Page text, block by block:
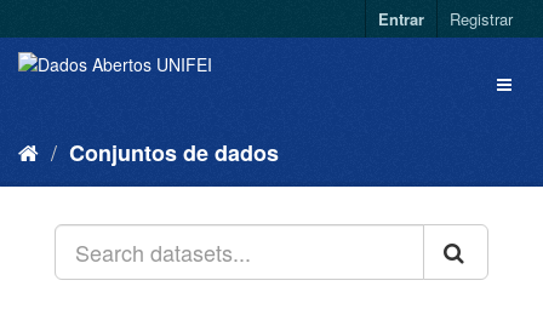
Entrar Registrar
Conjuntos de dados